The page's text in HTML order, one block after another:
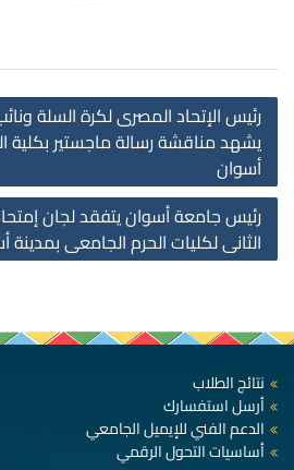
رئيس الإتحاد المصرى لكرة السلة
يشهد مناقشة رسالة ماجستير بكلية
أسوان
رئيس جامعة أسوان يتفقد لجان
الثانى لكليات الحرم الجامعى بمدينة
نتائج الطلاب
أرسل استفسارك
الدعم الفني للإيميل الجامعي
أساسيات التحول الرقمي